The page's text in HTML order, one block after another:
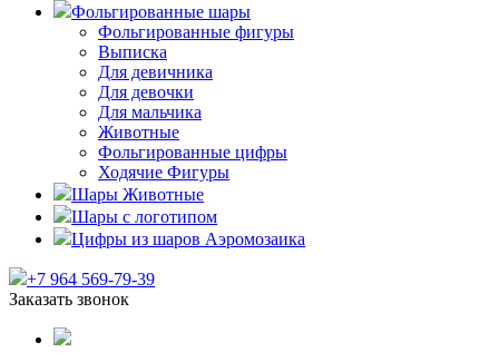
Фольгированные шары
Фольгированные фигуры
Выписка
Для девичника
Для девочки
Для мальчика
Животные
Фольгированные цифры
Ходячие Фигуры
Шары Животные
Шары с логотипом
Цифры из шаров Аэромозаика
+7 964 569-79-39
Заказать звонок